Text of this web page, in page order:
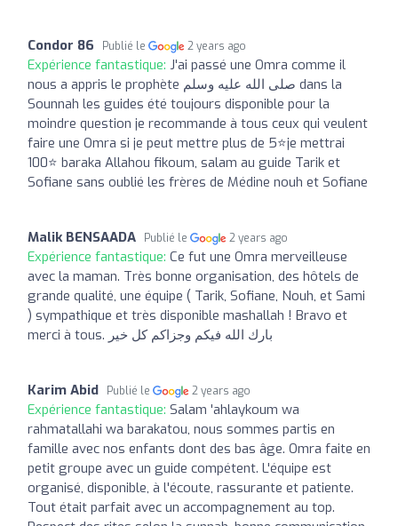
Condor 86 Publié le 2 years ago
Expérience fantastique: J'ai passé une Omra comme il
nous a appris le prophète صلى الله عليه وسلم dans la
Sounnah les guides été toujours disponible pour la
moindre question je recommande à tous ceux qui veulent
faire une Omra si je peut mettre plus de 5⭐je mettrai
100⭐ baraka Allahou fikoum, salam au guide Tarik et
Sofiane sans oublié les frères de Médine nouh et Sofiane
Malik BENSAADA Publié le 2 years ago
Expérience fantastique: Ce fut une Omra merveilleuse
avec la maman. Très bonne organisation, des hôtels de
grande qualité, une équipe ( Tarik, Sofiane, Nouh, et Sami
) sympathique et très disponible mashallah ! Bravo et
merci à tous. بارك الله فيكم وجزاكم كل خير
Karim Abid Publié le 2 years ago
Expérience fantastique: Salam 'ahlaykoum wa
rahmatallahi wa barakatou, nous sommes partis en
famille avec nos enfants dont des bas âge. Omra faite en
petit groupe avec un guide compétent. L'équipe est
organisé, disponible, à l'écoute, rassurante et patiente.
Tout était parfait avec un accompagnement au top.